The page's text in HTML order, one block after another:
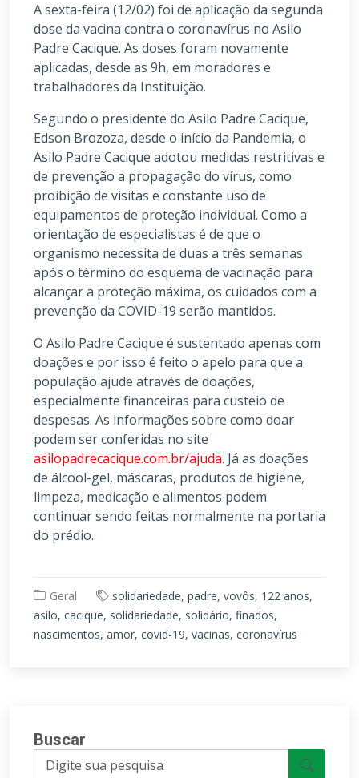
A sexta-feira (12/02) foi de aplicação da segunda
dose da vacina contra o coronavírus no Asilo
Padre Cacique. As doses foram novamente
aplicadas, desde as 9h, em moradores e
trabalhadores da Instituição.
Segundo o presidente do Asilo Padre Cacique,
Edson Brozoza, desde o início da Pandemia, o
Asilo Padre Cacique adotou medidas restritivas e
de prevenção a propagação do vírus, como
proibição de visitas e constante uso de
equipamentos de proteção individual. Como a
orientação de especialistas é de que o
organismo necessita de duas a três semanas
após o término do esquema de vacinação para
alcançar a proteção máxima, os cuidados com a
prevenção da COVID-19 serão mantidos.
O Asilo Padre Cacique é sustentado apenas com
doações e por isso é feito o apelo para que a
população ajude através de doações,
especialmente financeiras para custeio de
despesas. As informações sobre como doar
podem ser conferidas no site
asilopadrecacique.com.br/ajuda. Já as doações
de álcool-gel, máscaras, produtos de higiene,
limpeza, medicação e alimentos podem
continuar sendo feitas normalmente na portaria
do prédio.
Geral
solidariedade, padre, vovôs, 122 anos,
asilo, cacique, solidariedade, solidário, finados,
nascimentos, amor, covid-19, vacinas, coronavírus
Buscar